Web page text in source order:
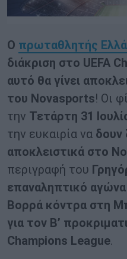
O πρωταθλητής
διάκριση στο UEFA
αυτό θα γίνει
του Novasports! Οι
την Τετάρτη 31
την ευκαιρία να δουν
αποκλειστικά στο
περιγραφή του
επαναληπτικό
Βορρά κόντρα στη
για τον Β’
Champions League.